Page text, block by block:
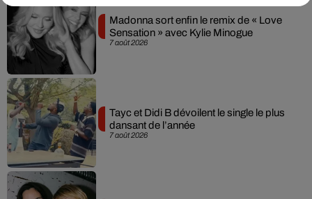
7 août 2026
Madonna sort enfin le remix de « Love
Sensation » avec Kylie Minogue
7 août 2026
Tayc et Didi B dévoilent le single le plus
dansant de l’année